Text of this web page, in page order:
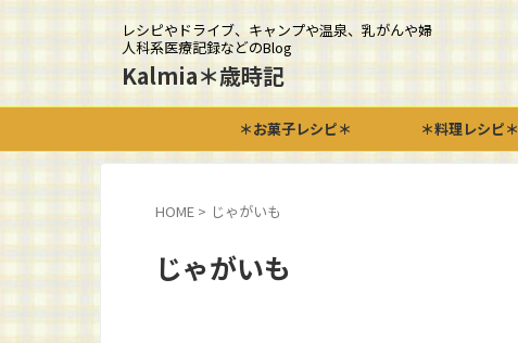
レシピやドライブ、キャンプや温泉、乳がんや婦
人科系医療記録などのBlog
Kalmia＊歳時記
＊お菓子レシピ＊ ＊料理レシピ＊
HOME > じゃがいも
じゃがいも